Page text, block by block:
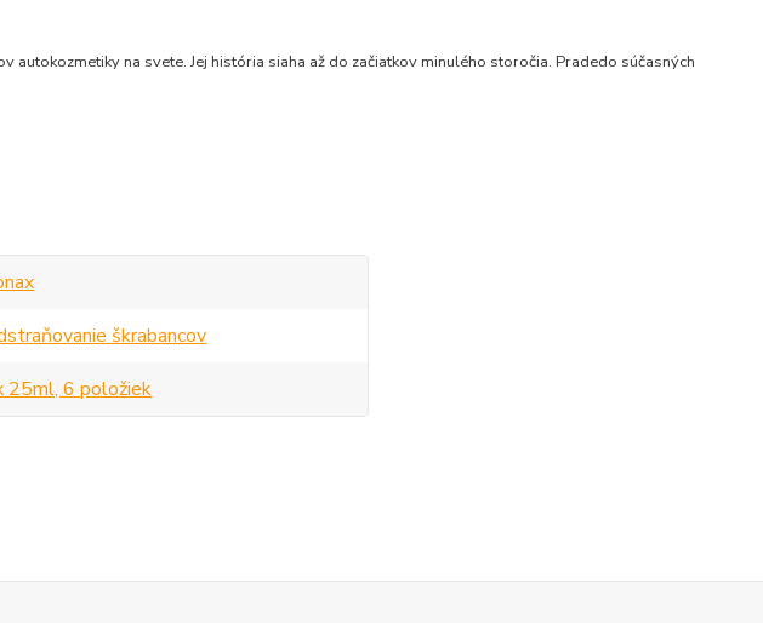
autokozmetiky na svete. Jej história siaha až do začiatkov minulého storočia. Pradedo súčasných
škrabancov
25ml, 6 položiek